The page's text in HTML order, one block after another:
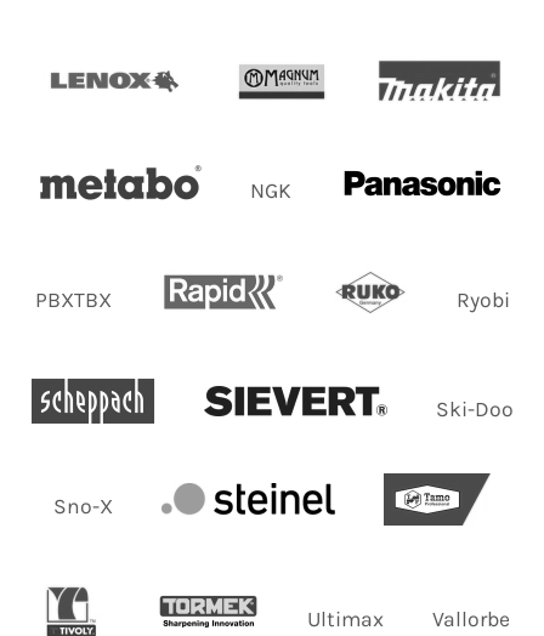
NGK
PBXTBX Ryobi
Ski-Doo
Sno-X
Ultimax Vallorbe